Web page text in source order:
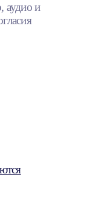
аудио и